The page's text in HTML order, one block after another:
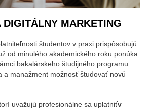
MARKETING
študentov v praxi prispôsobujú
od minulého akademického roku ponúka
bakalárskeho študijného programu
a manažment možnosť študovať novú
uvažujú profesionálne sa uplatniťv